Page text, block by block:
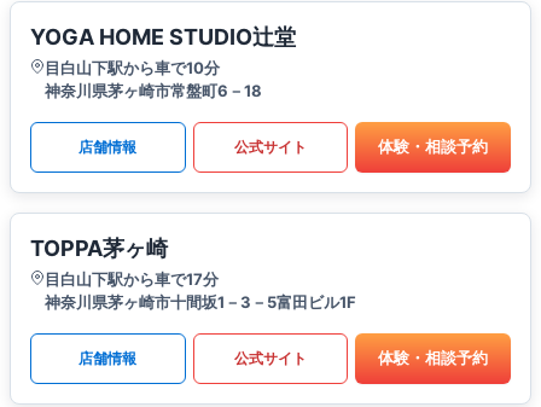
YOGA HOME STUDIO辻堂
目白山下駅から車で10分
神奈川県茅ヶ崎市常盤町6－18
店舗情報 公式サイト 体験・相談予約
TOPPA茅ヶ崎
目白山下駅から車で17分
神奈川県茅ヶ崎市十間坂1－3－5富田ビル1F
店舗情報 公式サイト 体験・相談予約